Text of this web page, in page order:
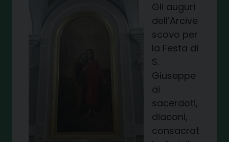
Gli auguri
dell’Arcive
scovo per
la Festa di
S.
Giuseppe
ai
sacerdoti,
diaconi,
consacrat